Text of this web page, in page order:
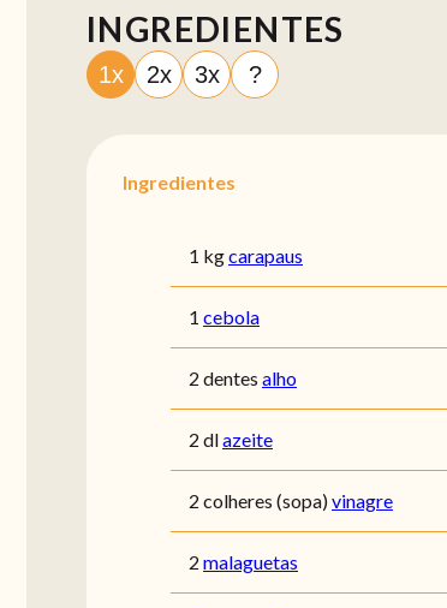
INGREDIENTES
1x 2x 3x ?
Ingredientes
1 kgcarapaus
1 cebola
2 dentes alho
2 dlazeite
2 colheres (sopa)vinagre
2 malaguetas